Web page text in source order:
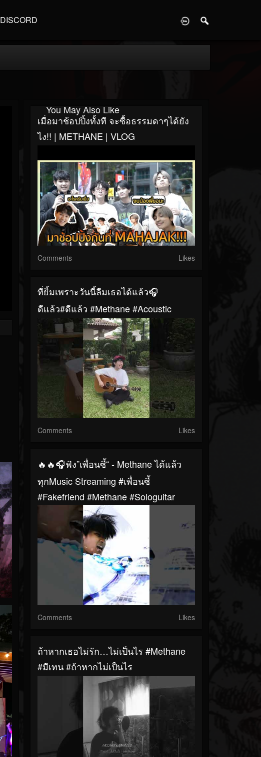
DISCORD
You May Also Like
เมื่อมาช้อปปิ้งทั้งที จะซื้อธรรมดาๆได้ยัง
ไง!! | METHANE | VLOG
Comments Likes
ที่ยิ้มเพราะวันนี้ลืมเธอได้แล้ว🎧
ดีแล้ว#ดีแล้ว #Methane #acoustic
Comments Likes
🔥🔥🎧ฟัง”เพื่อนซี้“ - Methane ได้แล้ว
ทุกMusic Streaming #เพื่อนซี้
#Fakefriend #Methane #sologuitar
Comments Likes
ถ้าหากเธอไม่รัก…ไม่เป็นไร #Methane
#มีเทน #ถ้าหากไม่เป็นไร